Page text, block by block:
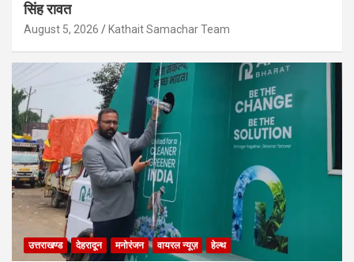
सिंह रावत
August 5, 2026 Kathait Samachar Team
उत्तराखण्ड देहरादून मनोरंजन वायरल न्यूज़ हेल्थ